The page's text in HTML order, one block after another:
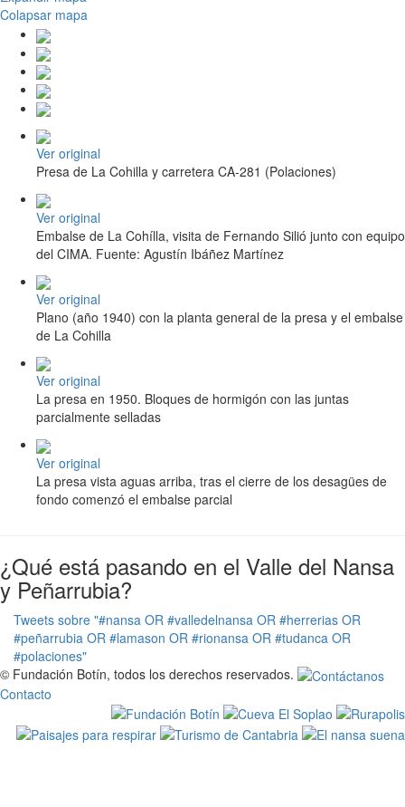
Colapsar mapa
Ver original
Presa de La Cohilla y carretera CA-281 (Polaciones)
Ver original
Embalse de La Cohílla, visita de Fernando Silió junto con equipo
del CIMA. Fuente: Agustín Ibáñez Martínez
Ver original
Plano (año 1940) con la planta general de la presa y el embalse
de La Cohilla
Ver original
La presa en 1950. Bloques de hormigón con las juntas
parcialmente selladas
Ver original
La presa vista aguas arriba, tras el cierre de los desagües de
fondo comenzó el embalse parcial
¿Qué está pasando en el Valle del Nansa
y Peñarrubia?
Tweets sobre "#nansa OR #valledelnansa OR #herrerias OR
#peñarrubia OR #lamason OR #rionansa OR #tudanca OR
#polaciones"
© Fundación Botín, todos los derechos reservados.
Contacto